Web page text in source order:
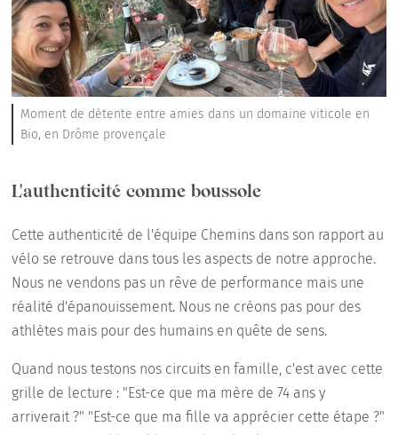
Moment de détente entre amies dans un domaine viticole en
Bio, en Drôme provençale
L'authenticité comme boussole
Cette authenticité de l'équipe Chemins dans son rapport au
vélo se retrouve dans tous les aspects de notre approche.
Nous ne vendons pas un rêve de performance mais une
réalité d'épanouissement. Nous ne créons pas pour des
athlètes mais pour des humains en quête de sens.
Quand nous testons nos circuits en famille, c'est avec cette
grille de lecture : "Est-ce que ma mère de 74 ans y
arriverait ?" "Est-ce que ma fille va apprécier cette étape ?"